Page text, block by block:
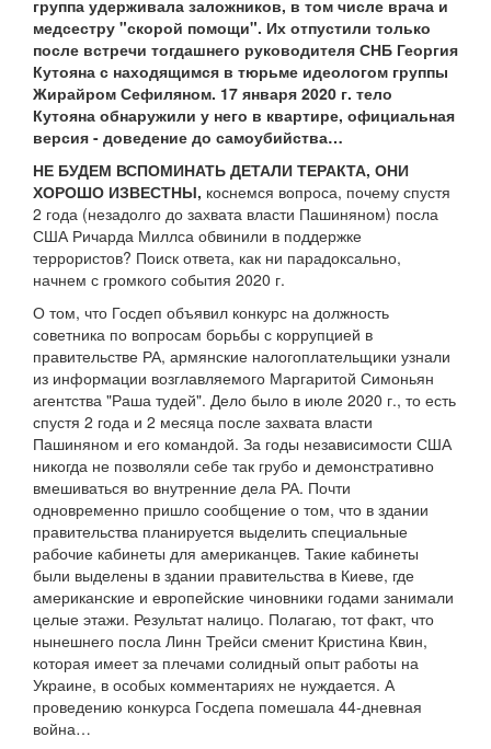
группа удерживала заложников, в том числе врача и
медсестру "скорой помощи". Их отпустили только
после встречи тогдашнего руководителя СНБ Георгия
Кутояна с находящимся в тюрьме идеологом группы
Жирайром Сефиляном. 17 января 2020 г. тело
Кутояна обнаружили у него в квартире, официальная
версия - доведение до самоубийства…
НЕ БУДЕМ ВСПОМИНАТЬ ДЕТАЛИ ТЕРАКТА, ОНИ
ХОРОШО ИЗВЕСТНЫ, коснемся вопроса, почему спустя
2 года (незадолго до захвата власти Пашиняном) посла
США Ричарда Миллса обвинили в поддержке
террористов? Поиск ответа, как ни парадоксально,
начнем с громкого события 2020 г.
О том, что Госдеп объявил конкурс на должность
советника по вопросам борьбы с коррупцией в
правительстве РА, армянские налогоплательщики узнали
из информации возглавляемого Маргаритой Симоньян
агентства "Раша тудей". Дело было в июле 2020 г., то есть
спустя 2 года и 2 месяца после захвата власти
Пашиняном и его командой. За годы независимости США
никогда не позволяли себе так грубо и демонстративно
вмешиваться во внутренние дела РА. Почти
одновременно пришло сообщение о том, что в здании
правительства планируется выделить специальные
рабочие кабинеты для американцев. Такие кабинеты
были выделены в здании правительства в Киеве, где
американские и европейские чиновники годами занимали
целые этажи. Результат налицо. Полагаю, тот факт, что
нынешнего посла Линн Трейси сменит Кристина Квин,
которая имеет за плечами солидный опыт работы на
Украине, в особых комментариях не нуждается. А
проведению конкурса Госдепа помешала 44-дневная
война…